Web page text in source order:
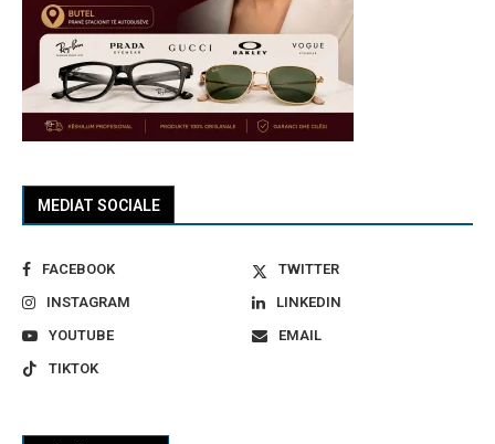
MEDIAT SOCIALE
FACEBOOK
TWITTER
INSTAGRAM
LINKEDIN
YOUTUBE
EMAIL
TIKTOK